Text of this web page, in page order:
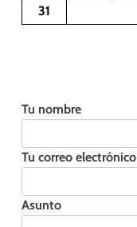
31
Tu nombre
Tu correo electrónico
Asunto